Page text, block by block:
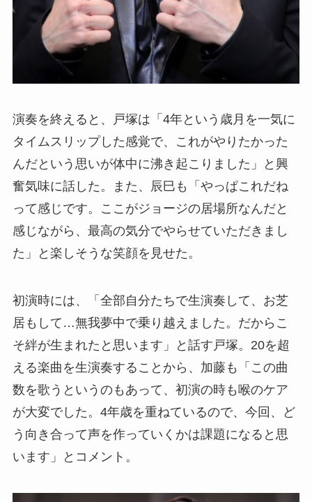
演奏を終えると、戸塚は「4年という歳月を一気に
タイムスリップした感覚で、これがやりたかった
んだという思いが体中に沸き起こりました」と興
奮気味に話した。また、辰巳も「やっぱこれだね
って感じです。ここがジョージの居場所なんだと
感じながら、最高の気分でやらせていただきまし
た」と楽しそうな笑顔を見せた。
初演時には、「全部自分たちで生演奏して、お芝
居もして…無我夢中で乗り越えました。だからこ
そ絆が生まれたと思います」と話す戸塚。20を超
える楽曲を生演奏することから、加藤も「この曲
数を歌うというのもあって、初演の時も喉のケア
が大変でした。4年歳を重ねているので、今回、ど
う向き合って声を作っていくかは課題になると思
います」とコメント。